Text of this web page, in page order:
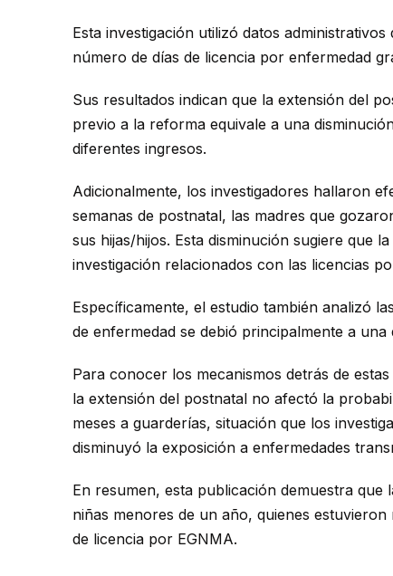
Esta investigación utilizó datos
número de días de licencia por enfermedad
Sus resultados indican que la extensión del
previo a la reforma equivale a una
diferentes ingresos.
Adicionalmente, los investigadores hallaron
semanas de postnatal, las madres que
sus hijas/hijos. Esta disminución sugiere que
investigación relacionados con las licencias
Específicamente, el estudio también analizó
de enfermedad se debió principalmente a
Para conocer los mecanismos detrás de
la extensión del postnatal no afectó la
meses a guarderías, situación que los
disminuyó la exposición a enfermedades
En resumen, esta publicación demuestra
niñas menores de un año, quienes
de licencia por EGNMA.